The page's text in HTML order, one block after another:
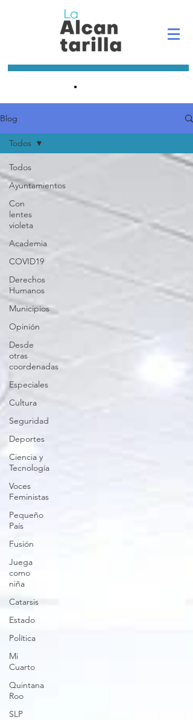
.
Blog
Todos
Ayuntamientos
Con
lentes
violeta
Academia
COVID19
Derechos
Humanos
Municipios
Opinión
Desde
otras
coordenadas
Especiales
Cultura
Seguridad
Deportes
Ciencia y
Tecnología
Voces
Feministas
Pequeño
País
Fusión
Juega
como
niña
Catarsis
Estado
Política
Mi
Cuarto
Quintana
Roo
SLP
Todos